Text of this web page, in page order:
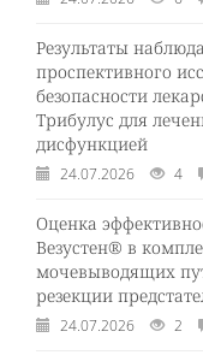
Результаты
проспективного
безопасности
Трибулус для
дисфункцией
24.07.2026 4
Оценка
Везустен® в
мочевыводящих
резекции
24.07.2026 2